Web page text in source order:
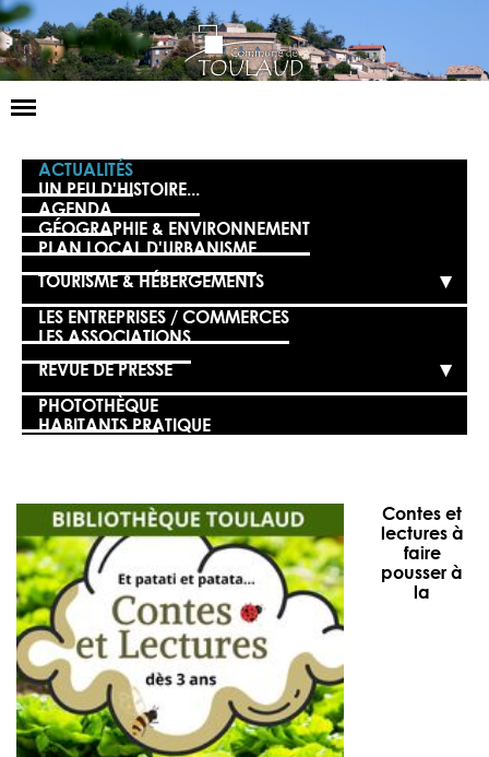
Basculer
LA MAIRIE
NOS SERVICES
LA VIE LOCALE
VOS DÉMARCHES
CONTACT
ACTUALITÉS
UN PEU D'HISTOIRE...
AGENDA
GÉOGRAPHIE & ENVIRONNEMENT
PLAN LOCAL D'URBANISME
TOURISME & HÉBERGEMENTS
LES ENTREPRISES / COMMERCES
LES ASSOCIATIONS
REVUE DE PRESSE
PHOTOTHÈQUE
HABITANTS PRATIQUE
Contes et
lectures à
faire
pousser à
la